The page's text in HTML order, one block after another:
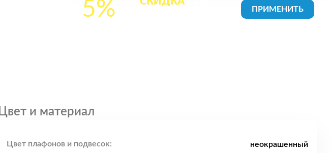
5%
Цвет и материал
Цвет плафонов и подвесок:
неокрашенный